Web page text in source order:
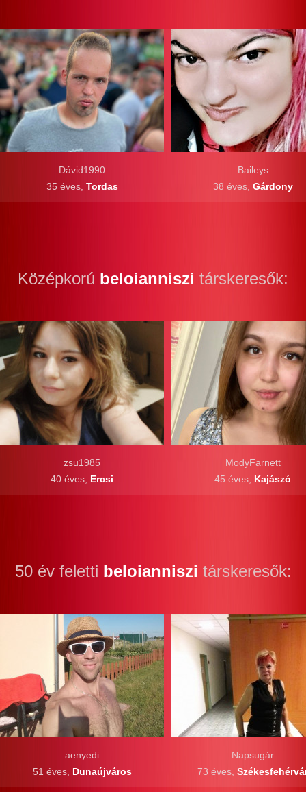
Baileys
38 éves, Gárdony
Dávid1990
35 éves, Tordas
Középkorú beloianniszi társkeresők:
zsu1985
40 éves, Ercsi
ModyFarnett
45 éves, Kajászó
50 év feletti beloianniszi társkeresők:
Napsugár
73 éves,
aenyedi
51 éves, Dunaújváros